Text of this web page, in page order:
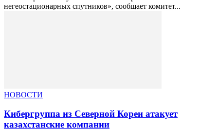
негеостационарных спутников», сообщает комитет...
НОВОСТИ
Кибергруппа из Северной Кореи атакует
казахстанские компании